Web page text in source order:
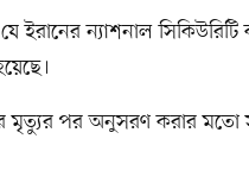
ইরানের ন্যাশনাল
মৃত্যুর পর অনুসরণ করার মতো